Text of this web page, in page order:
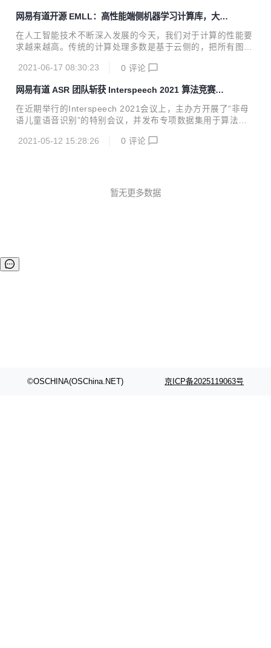
网易有道开源 EMLL：高性能端侧机器学习计算库，大幅
提高计算性能
在人工智能技术不断深入发展的今天，我们对于计算的性能要
求越来越高。传统的计算处理多数是基于云侧的，把所有图
馈。但是随着数据的指数式增长，依靠云侧的计算已经显现了
等，因此端侧的推理则愈发重要。 在这样的背景下，网易有道
AI团队自主设计研发了高性能端侧机器学习计算库——EMLL
(Edge ML Library)，并已在近日开源。 EMLL 为加速端侧 AI
支持fp32、fp16、int8等数据类型，已在网易有道词典笔、翻
2021-06-17 08:30:23 0 评论
网易有道 ASR 团队斩获 Interspeech 2021 算法竞赛两
项冠军
在近期举行的Interspeech 2021会议上，主办方开展了“非母
语儿童语音识别”的特别会议，并发布专项数据集用于算法评
共分为4个细分赛道，网易有道ASR团队斩获其中2项冠军与1
盛会，历届Interspeech会议都备受全球各地语音语言领域人
2021-05-12 15:28:26 0 评论
暂无更多数据
©OSCHINA(OSChina.NET) 京ICP备2025119063号